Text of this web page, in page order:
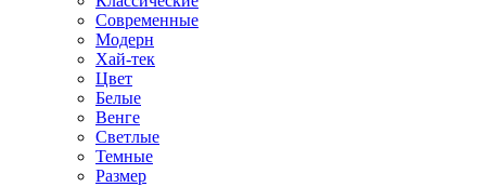
Современные
Модерн
Хай-тек
Цвет
Белые
Венге
Светлые
Темные
Размер